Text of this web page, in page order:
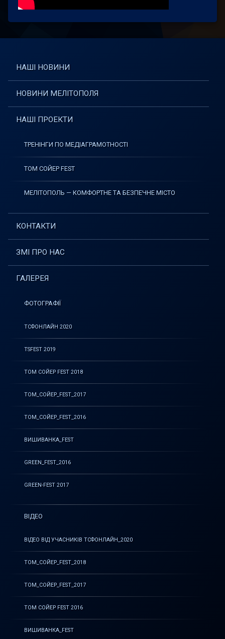
НАШІ НОВИНИ
НОВИНИ МЕЛІТОПОЛЯ
НАШІ ПРОЕКТИ
ТРЕНІНГИ ПО МЕДІАГРАМОТНОСТІ
ТОМ СОЙЕР FEST
МЕЛІТОПОЛЬ — КОМФОРТНЕ ТА БЕЗПЕЧНЕ МІСТО
КОНТАКТИ
ЗМІ ПРО НАС
ГАЛЕРЕЯ
ФОТОГРАФІЇ
ТСФОНЛАЙН 2020
TSFEST 2019
ТОМ СОЙЕР FEST 2018
ТОМ_СОЙЕР_FEST_2017
ТОМ_СОЙЕР_FEST_2016
ВИШИВАНКА_FEST
GREEN_FEST_2016
GREEN-FEST 2017
ВІДЕО
ВІДЕО ВІД УЧАСНИКІВ ТСФОНЛАЙН_2020
ТОМ_СОЙЕР_FEST_2018
ТОМ_СОЙЕР_FEST_2017
ТОМ СОЙЕР FEST 2016
ВИШИВАНКА_FEST